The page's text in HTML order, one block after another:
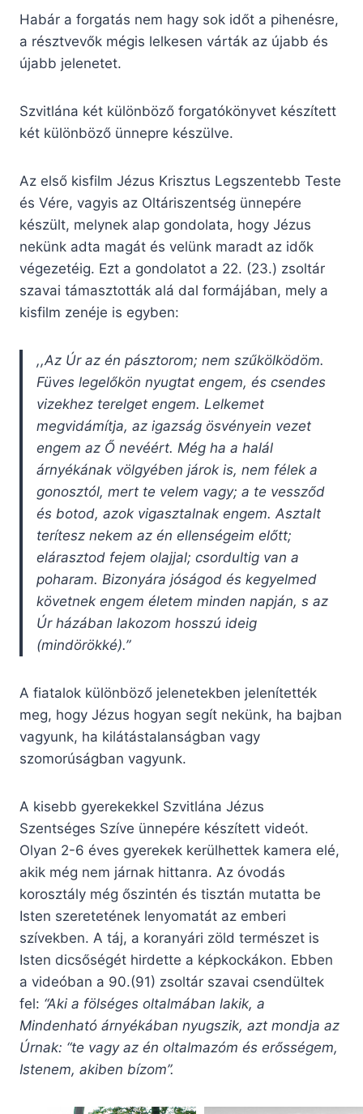
Habár a forgatás nem hagy sok időt a pihenésre,
a résztvevők mégis lelkesen várták az újabb és
újabb jelenetet.
Szvitlána két különböző forgatókönyvet készített
két különböző ünnepre készülve.
Az első kisfilm Jézus Krisztus Legszentebb Teste
és Vére, vagyis az Oltáriszentség ünnepére
készült, melynek alap gondolata, hogy Jézus
nekünk adta magát és velünk maradt az idők
végezetéig. Ezt a gondolatot a 22. (23.) zsoltár
szavai támasztották alá dal formájában, mely a
kisfilm zenéje is egyben:
,,Az Úr az én pásztorom; nem szűkölködöm.
Füves legelőkön nyugtat engem, és csendes
vizekhez terelget engem. Lelkemet
megvidámítja, az igazság ösvényein vezet
engem az Ő nevéért. Még ha a halál
árnyékának völgyében járok is, nem félek a
gonosztól, mert te velem vagy; a te vessződ
és botod, azok vigasztalnak engem. Asztalt
terítesz nekem az én ellenségeim előtt;
elárasztod fejem olajjal; csordultig van a
poharam. Bizonyára jóságod és kegyelmed
követnek engem életem minden napján, s az
Úr házában lakozom hosszú ideig
(mindörökké).”
A fiatalok különböző jelenetekben jelenítették
meg, hogy Jézus hogyan segít nekünk, ha bajban
vagyunk, ha kilátástalanságban vagy
szomorúságban vagyunk.
A kisebb gyerekekkel Szvitlána Jézus
Szentséges Szíve ünnepére készített videót.
Olyan 2-6 éves gyerekek kerülhettek kamera elé,
akik még nem járnak hittanra. Az óvodás
korosztály még őszintén és tisztán mutatta be
Isten szeretetének lenyomatát az emberi
szívekben. A táj, a koranyári zöld természet is
Isten dicsőségét hirdette a képkockákon. Ebben
a videóban a 90.(91) zsoltár szavai csendültek
fel: “Aki a fölséges oltalmában lakik, a
Mindenható árnyékában nyugszik, azt mondja az
Úrnak: “te vagy az én oltalmazóm és erősségem,
Istenem, akiben bízom”.